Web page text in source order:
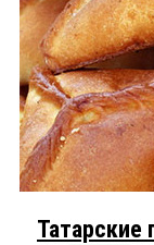
Татарские